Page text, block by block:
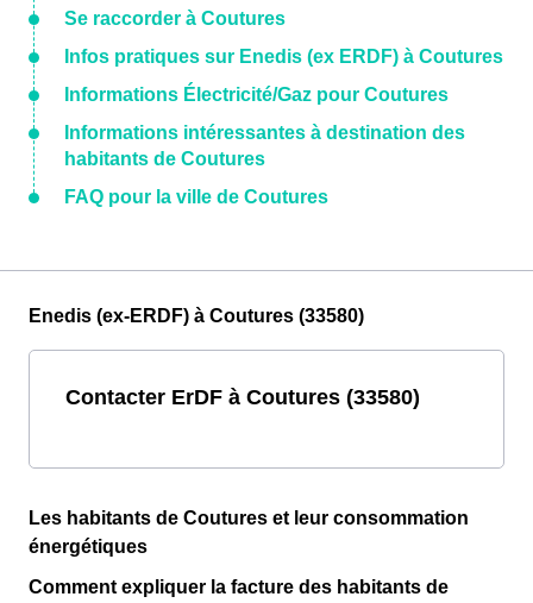
Se raccorder à Coutures
Infos pratiques sur Enedis (ex ERDF) à Coutures
Informations Électricité/Gaz pour Coutures
Informations intéressantes à destination des
habitants de Coutures
FAQ pour la ville de Coutures
Enedis (ex-ERDF) à Coutures (33580)
Contacter ErDF à Coutures (33580)
Les habitants de Coutures et leur consommation
énergétiques
Comment expliquer la facture des habitants de